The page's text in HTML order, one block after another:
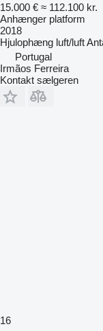
15.000 € ≈ 112.100 kr.
Anhænger platform
2018
Hjulophæng luft/luft
Portugal
Irmãos Ferreira
Kontakt sælgeren
16